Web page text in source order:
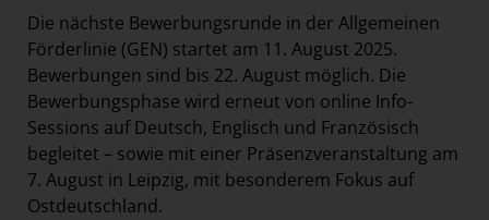
Die nächste Bewerbungsrunde in der Allgemeinen
Förderlinie (GEN) startet am 11. August 2025.
Bewerbungen sind bis 22. August möglich. Die
Bewerbungsphase wird erneut von online Info-
Sessions auf Deutsch, Englisch und Französisch
begleitet – sowie mit einer Präsenzveranstaltung am
7. August in Leipzig, mit besonderem Fokus auf
Ostdeutschland.